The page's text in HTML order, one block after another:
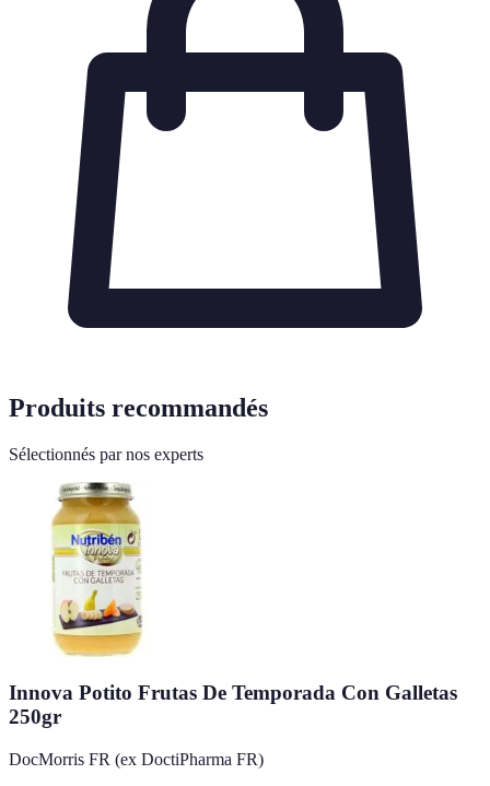
Produits recommandés
Sélectionnés par nos experts
Innova Potito Frutas De Temporada Con Galletas
250gr
DocMorris FR (ex DoctiPharma FR)